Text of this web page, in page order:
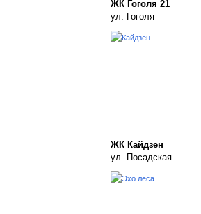
ЖК Гоголя 21
ул. Гоголя
ЖК Кайдзен
ул. Посадская